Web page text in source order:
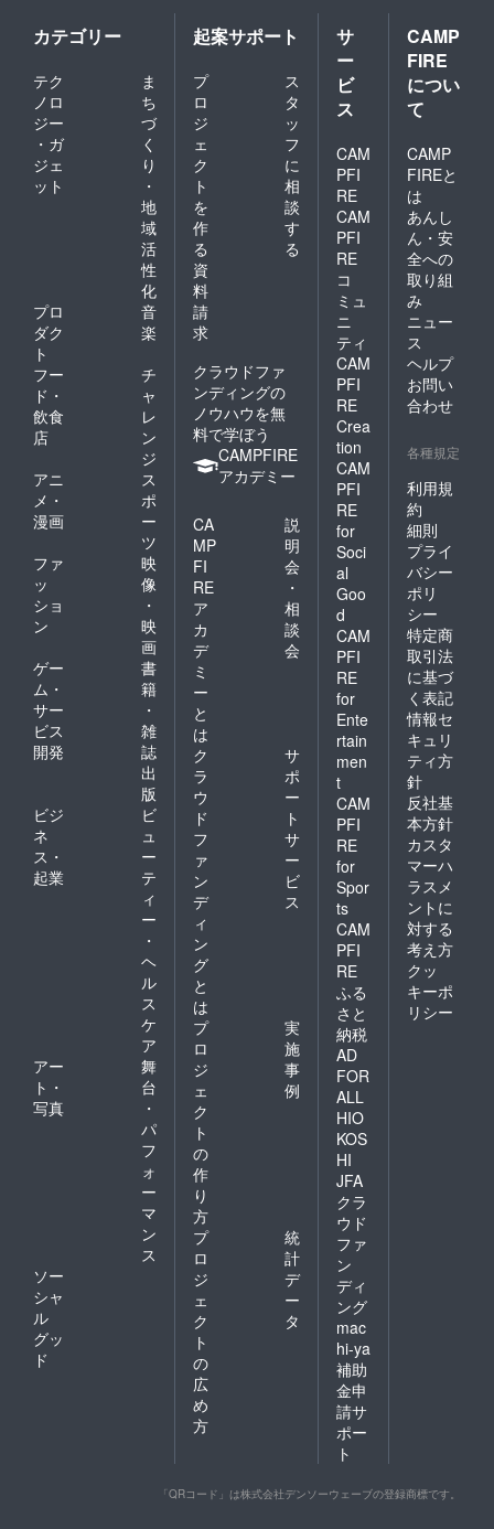
ます。
※本種類
の種菌
は、冷
蔵庫で
保存く
カテゴリー
テク
ノロ
ジー
・ガ
ジェ
ット
ま
ち
づ
く
り
・
地
域
活
性
化
プロ
ダク
ト
音
楽
フー
ド・
飲食
店
チ
ャ
レ
ン
ジ
アニ
メ・
漫画
ス
ポ
ー
ツ
ファ
ッ
ショ
ン
映
像
・
映
画
ゲー
ム・
サー
ビス
開発
書
籍
・
雑
誌
出
版
ビジ
ネ
ス・
起業
ビ
ュ
ー
テ
ィ
ー
・
ヘ
ル
ス
ケ
ア
アー
ト・
写真
舞
台
・
パ
フ
ォ
ー
マ
ン
ス
ソー
シャ
ル
グッ
ド
起案サポート
プ
ロ
ジ
ェ
ク
ト
を
作
る
ス
タ
ッ
フ
に
相
談
す
る
資
料
請
求
クラウドファ
ンディングの
ノウハウを無
料で学ぼう
CAMPFIRE
アカデミー
CA
MP
FI
RE
ア
カ
デ
ミ
ー
と
は
説
明
会
・
相
談
会
ク
ラ
ウ
ド
フ
ァ
ン
デ
ィ
ン
グ
と
は
サ
ポ
ー
ト
サ
ー
ビ
ス
プ
ロ
ジ
ェ
ク
ト
の
作
り
方
実
施
事
例
プ
ロ
ジ
ェ
ク
ト
の
広
め
方
統
計
デ
ー
タ
サ
ー
ビ
ス
CAM
PFI
RE
CAM
PFI
RE
コ
ミュ
ニ
ティ
CAM
PFI
RE
Crea
tion
CAM
PFI
RE
for
Soci
al
Goo
d
CAM
PFI
RE
for
Ente
rtain
men
t
CAM
PFI
RE
for
Spor
ts
CAM
PFI
RE
ふる
さと
納税
AD
FOR
ALL
HIO
KOS
HI
JFA
クラ
ウド
ファ
ン
ディ
ング
mac
hi-ya
補助
金申
請サ
ポー
ト
CAMP
FIRE
につい
て
CAMP
FIREと
は
あんし
ん・安
全への
取り組
み
ニュー
ス
ヘルプ
お問い
合わせ
各種規定
利用規
約
細則
プライ
バシー
ポリ
シー
特定商
取引法
に基づ
く表記
情報セ
キュリ
ティ方
針
反社基
本方針
カスタ
マーハ
ラスメ
ントに
対する
考え方
クッ
キーポ
リシー
「QRコード」は株式会社デンソーウェーブの登録商標です。